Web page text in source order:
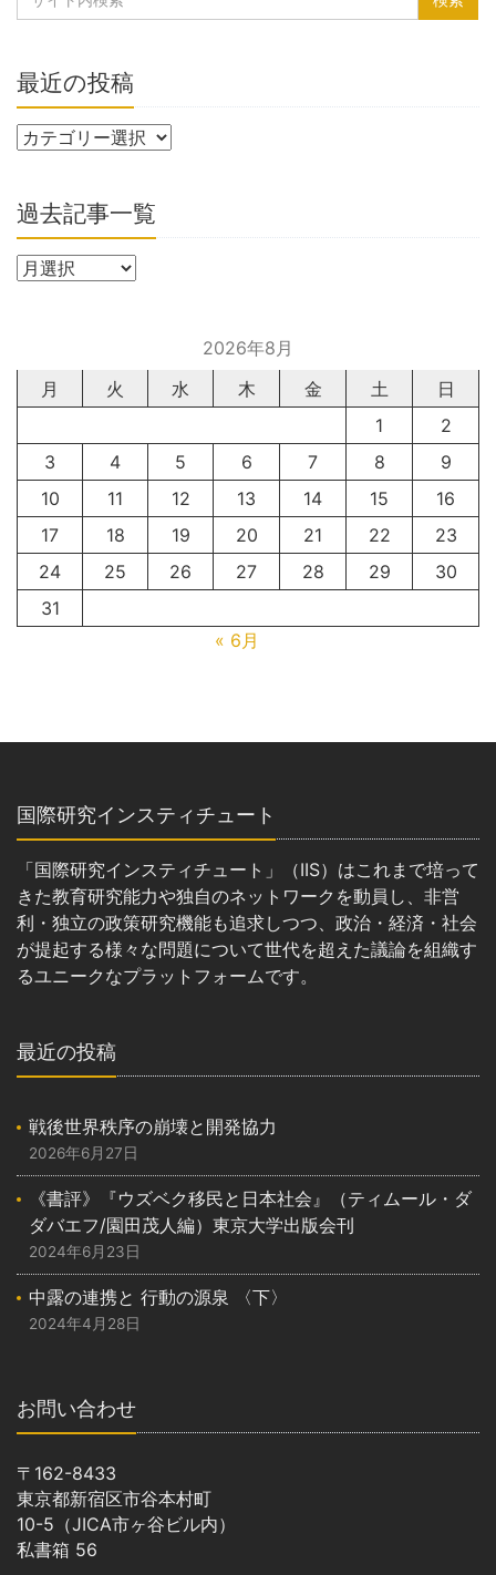
最近の投稿
過去記事一覧
2026年8月
月
火 水 木 金 土
日
1
2
3
4 5 6 7 8
9
10
11 12 13 14 15
16
17
18 19 20 21 22
23
24
25 26 27 28 29
30
31
« 6月
国際研究インスティチュート
「国際研究インスティチュート」（IIS）はこれまで培って
きた教育研究能力や独自のネットワークを動員し、非営
利・独立の政策研究機能も追求しつつ、政治・経済・社会
が提起する様々な問題について世代を超えた議論を組織す
るユニークなプラットフォームです。
最近の投稿
戦後世界秩序の崩壊と開発協力
2026年6月27日
《書評》『ウズベク移民と日本社会』（ティムール・ダ
ダバエフ/園田茂人編）東京大学出版会刊
2024年6月23日
中露の連携と 行動の源泉 〈下〉
2024年4月28日
お問い合わせ
〒162-8433
東京都新宿区市谷本村町
10-5（JICA市ヶ谷ビル内）
私書箱 56